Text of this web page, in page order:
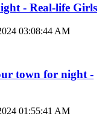
- Real-life Girls
03:08:44 AM
town for night -
01:55:41 AM